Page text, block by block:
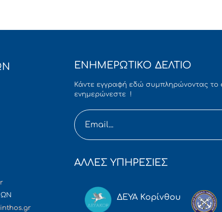
ΕΝΗΜΕΡΩΤΙΚΟ ΔΕΛΤΙΟ
Κάντε εγγραφή εδώ συμπληρώνοντας το
ενημερώνεστε !
ΑΛΛΕΣ ΥΠΗΡΕΣΙΕΣ
ΔΕΥΑ Κορίνθου